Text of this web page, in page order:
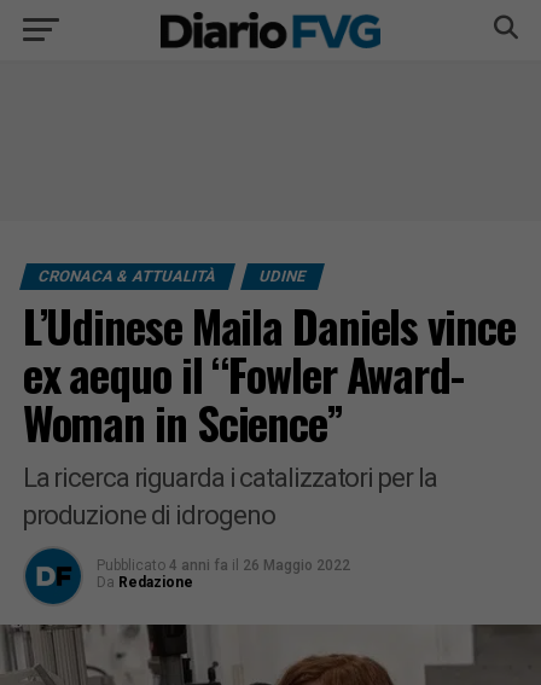
CRONACA & ATTUALITÀ UDINE
L’Udinese Maila Daniels vince
ex aequo il “Fowler Award-
Woman in Science”
La ricerca riguarda i catalizzatori per la
produzione di idrogeno
Pubblicato 4 anni fa il 26 Maggio 2022
Da Redazione